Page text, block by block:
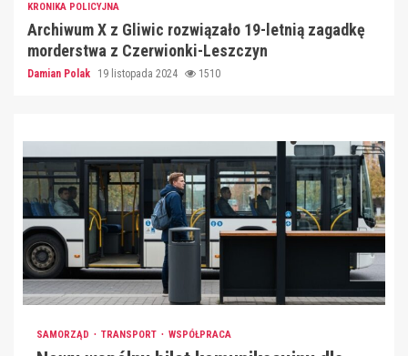
KRONIKA POLICYJNA
Archiwum X z Gliwic rozwiązało 19-letnią zagadkę
morderstwa z Czerwionki-Leszczyn
Damian Polak 19 listopada 2024 1510
SAMORZĄD TRANSPORT WSPÓŁPRACA